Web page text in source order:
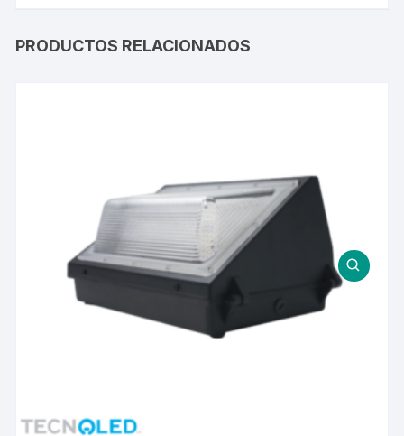
PRODUCTOS RELACIONADOS